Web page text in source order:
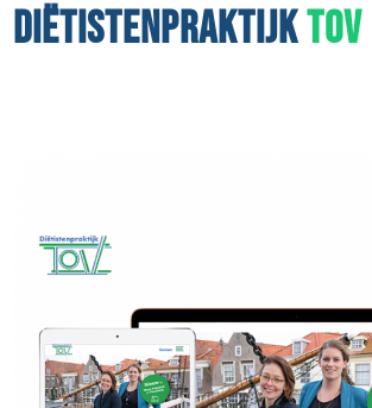
DIËTISTENPRAKTIJKTOV